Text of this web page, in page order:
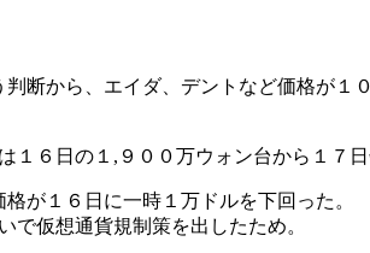
断から、エイダ、デントなど価格が
６日の１,９００万ウォン台から１７
が１６日に一時１万ドルを下回った。
で仮想通貨規制策を出したため。